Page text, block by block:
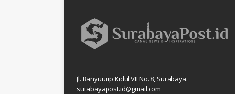
Jl. Banyuurip Kidul VII No. 8, Surabaya.
surabayapost.id@gmail.com